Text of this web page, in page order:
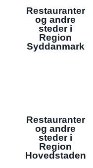
Restauranter
og andre
steder i
Region
Syddanmark
Restauranter
og andre
steder i
Region
Hovedstaden